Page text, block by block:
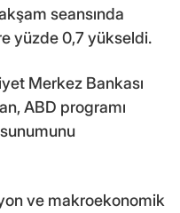
seansında
yüzde 0,7 yükseldi.
Merkez Bankası
ABD programı
ve makroekonomik